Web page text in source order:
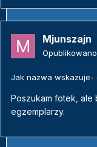
Mjunszajn
Opublikowano
Jak nazwa wskazuje-
Poszukam fotek, ale
egzemplarzy.